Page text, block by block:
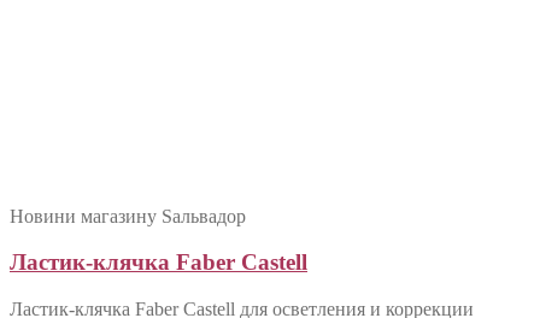
Новини магазину Sальвадор
Ластик-клячка Faber Castell
Ластик-клячка Faber Castell для осветления и коррекции